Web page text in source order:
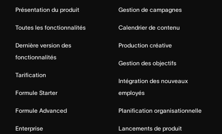
Présentation du produit
Toutes les fonctionnalités
Dernière version des
fonctionnalités
Tarification
Formule Starter
Formule Advanced
Enterprise
Gestion de campagnes
Calendrier de contenu
Production créative
Gestion des objectifs
Intégration des nouveaux
employés
Planification organisationnelle
Lancements de produit